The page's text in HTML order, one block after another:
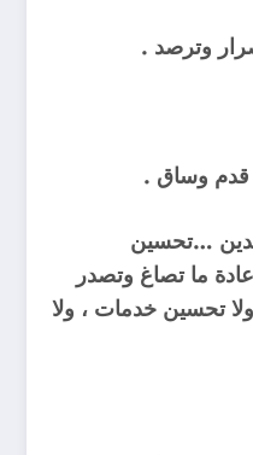
وترصد .
قدم وساق .
…تحسين
ما تصاغ وتصدر
تحسين خدمات ، ولا